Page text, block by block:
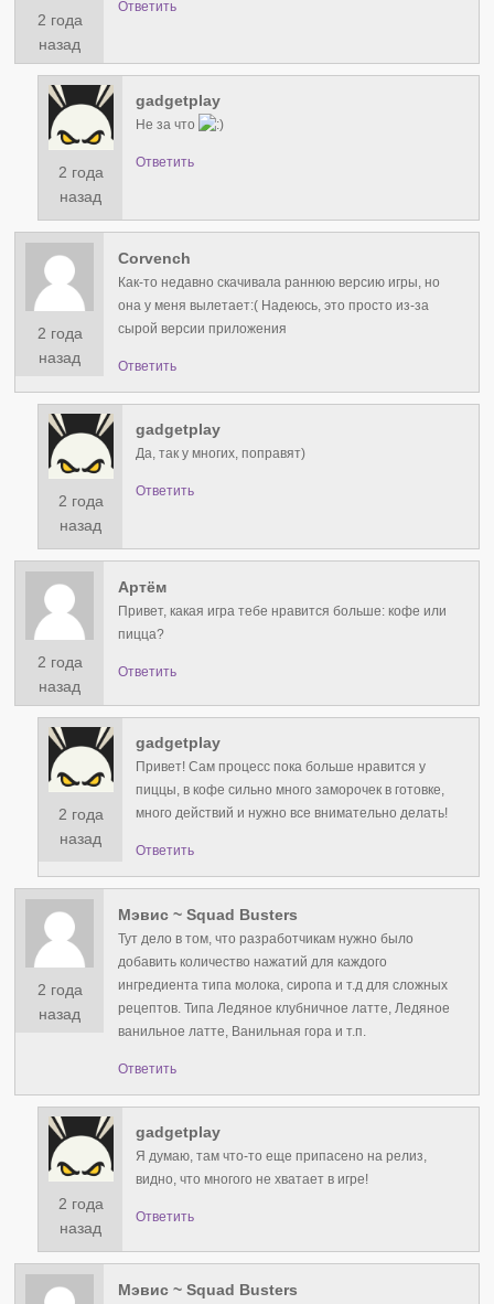
2 года
назад
Ответить
2 года
назад
gadgetplay
Не за что
Ответить
2 года
назад
Corvench
Как-то недавно скачивала раннюю версию игры, но
она у меня вылетает:( Надеюсь, это просто из-за
сырой версии приложения
Ответить
2 года
назад
gadgetplay
Да, так у многих, поправят)
Ответить
2 года
назад
Артём
Привет, какая игра тебе нравится больше: кофе или
пицца?
Ответить
2 года
назад
gadgetplay
Привет! Сам процесс пока больше нравится у
пиццы, в кофе сильно много заморочек в готовке,
много действий и нужно все внимательно делать!
Ответить
2 года
назад
Мэвис ~ Squad Busters
Тут дело в том, что разработчикам нужно было
добавить количество нажатий для каждого
ингредиента типа молока, сиропа и т.д для сложных
рецептов. Типа Ледяное клубничное латте, Ледяное
ванильное латте, Ванильная гора и т.п.
Ответить
2 года
назад
gadgetplay
Я думаю, там что-то еще припасено на релиз,
видно, что многого не хватает в игре!
Ответить
Мэвис ~ Squad Busters